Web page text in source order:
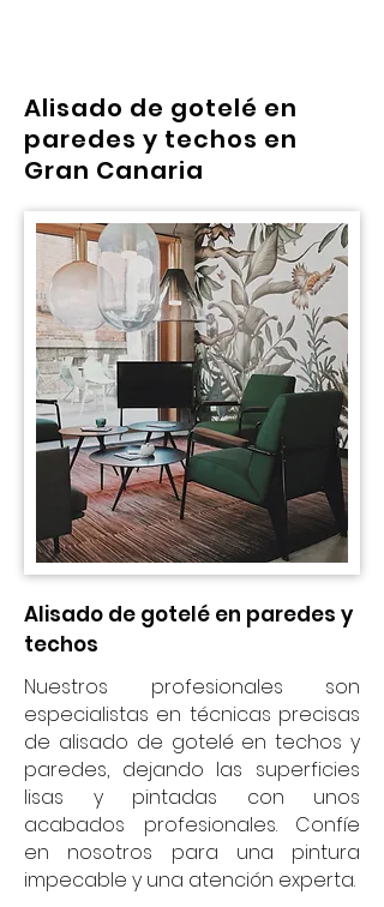
Alisado de gotelé en
paredes y techos en
Gran Canaria
Alisado de gotelé en paredes y
techos
Nuestros profesionales son
especialistas en técnicas precisas
de alisado de gotelé en techos y
paredes, dejando las superficies
lisas y pintadas con unos
acabados profesionales. Confíe
en nosotros para una pintura
impecable y una atención experta.